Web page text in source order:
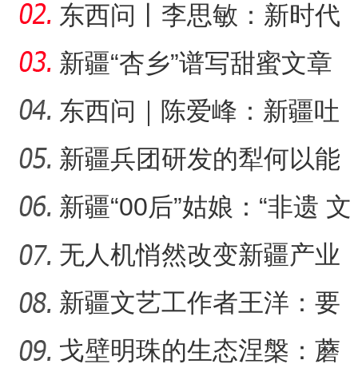
【与你为邻】吉国马戏表演
新疆阿克苏：长绒
东西问丨李思敏：新时代
治疆方略的历史镜鉴
新疆“杏乡”谱写甜蜜文章
东西问｜陈爱峰：新疆吐
峪沟石窟，古文明交汇见
证
新疆兵团研发的犁何以能
走出国门？
新疆“00后”姑娘：“非遗 文
创”让传统文化“潮”
无人机悄然改变新疆产业
生产方式
新疆文艺工作者王洋：要
把美好的家乡唱给更多人
戈壁明珠的生态涅槃：蘑